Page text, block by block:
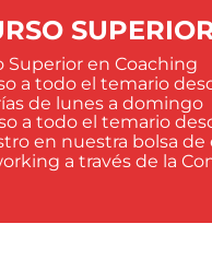
Superior en Coaching
a todo el temario
de lunes a domingo
a todo el temario
en nuestra bolsa
a través de la